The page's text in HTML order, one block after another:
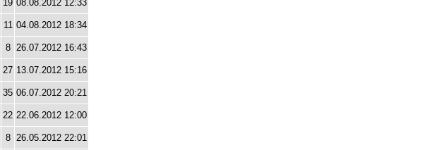
19 08.08.2012 12:33
11 04.08.2012 18:34
8 26.07.2012 16:43
27 13.07.2012 15:16
35 06.07.2012 20:21
22 22.06.2012 12:00
8 26.05.2012 22:01